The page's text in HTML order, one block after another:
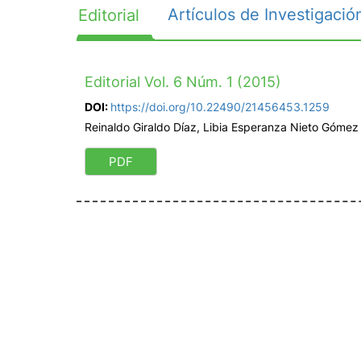
Editorial Artículos de
Editorial Vol. 6 Núm. 1 (2015)
DOI: https://doi.org/10.22490/21456453.1259
Reinaldo Giraldo Díaz, Libia Esperanza Nieto Gómez
PDF